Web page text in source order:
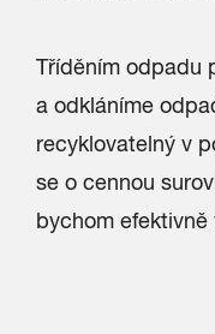
Tříděním odpadu
a odkláníme
recyklovatelný v
se o cennou
bychom efektivně